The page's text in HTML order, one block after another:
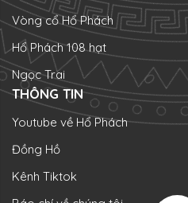
Vòng cổ Hổ Phách
Hổ Phách 108 hạt
Ngọc Trai
THÔNG TIN
Youtube về Hổ Phách
Đồng Hồ
Kênh Tiktok